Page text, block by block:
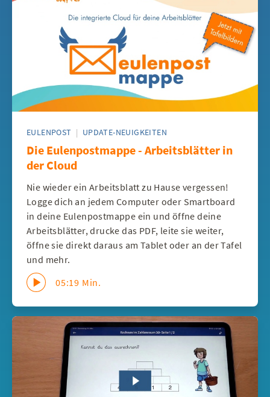
EULENPOST | UPDATE-NEUIGKEITEN
Die Eulenpostmappe - Arbeitsblätter in
der Cloud
Nie wieder ein Arbeitsblatt zu Hause vergessen!
Logge dich an jedem Computer oder Smartboard
in deine Eulenpostmappe ein und öffne deine
Arbeitsblätter, drucke das PDF, leite sie weiter,
öffne sie direkt daraus am Tablet oder an der Tafel
und mehr.
05:19 Min.